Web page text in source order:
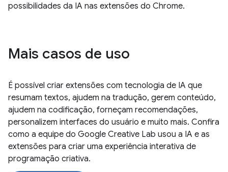
possibilidades da IA nas extensões do Chrome.
Mais casos de uso
É possível criar extensões com tecnologia de IA que
resumam textos, ajudem na tradução, gerem conteúdo,
ajudem na codificação, forneçam recomendações,
personalizem interfaces do usuário e muito mais. Confira
como a equipe do Google Creative Lab usou a IA e as
extensões para criar uma experiência interativa de
programação criativa.